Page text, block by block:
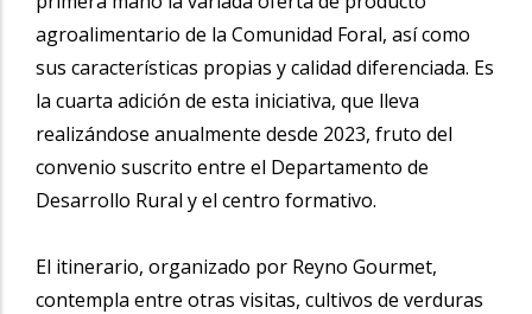
agroalimentario de la Comunidad Foral, así como
sus características propias y calidad diferenciada. Es
la cuarta adición de esta iniciativa, que lleva
realizándose anualmente desde 2023, fruto del
convenio suscrito entre el Departamento de
Desarrollo Rural y el centro formativo.
El itinerario, organizado por Reyno Gourmet,
contempla entre otras visitas, cultivos de verduras